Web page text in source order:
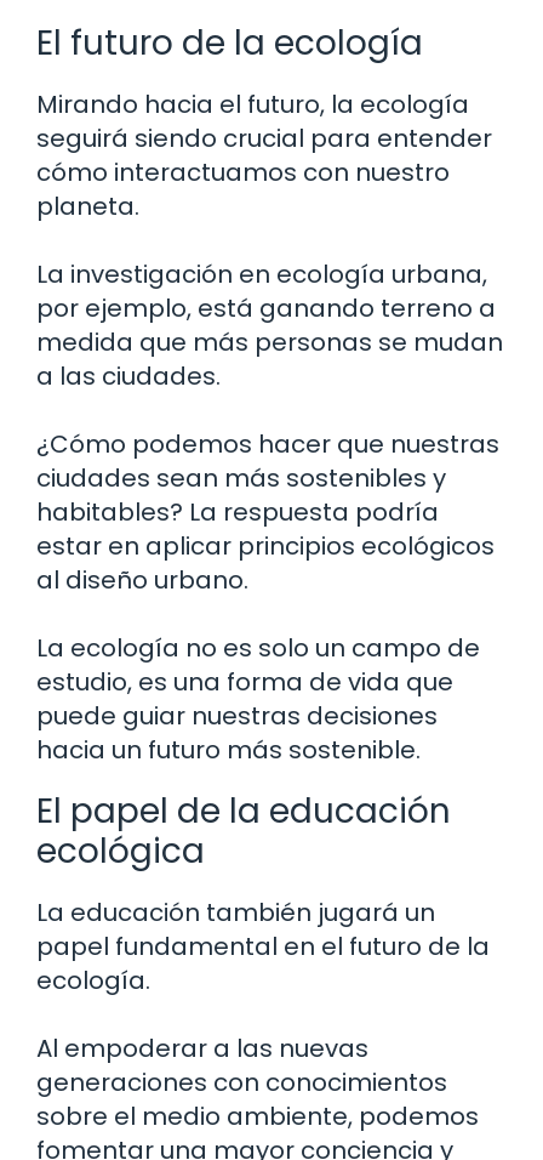
El futuro de la ecología
Mirando hacia el futuro, la ecología
seguirá siendo crucial para entender
cómo interactuamos con nuestro
planeta.
La investigación en ecología urbana,
por ejemplo, está ganando terreno a
medida que más personas se mudan
a las ciudades.
¿Cómo podemos hacer que nuestras
ciudades sean más sostenibles y
habitables? La respuesta podría
estar en aplicar principios ecológicos
al diseño urbano.
La ecología no es solo un campo de
estudio, es una forma de vida que
puede guiar nuestras decisiones
hacia un futuro más sostenible.
El papel de la educación
ecológica
La educación también jugará un
papel fundamental en el futuro de la
ecología.
Al empoderar a las nuevas
generaciones con conocimientos
sobre el medio ambiente, podemos
fomentar una mayor conciencia y